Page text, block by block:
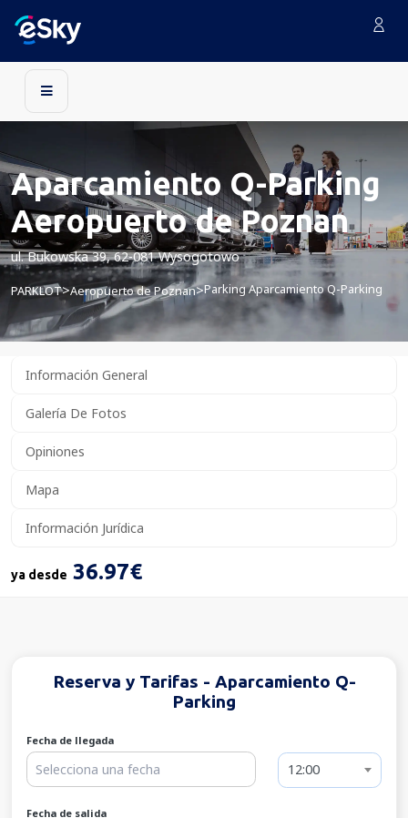
Aparcamiento Q-Parking
Aeropuerto de Poznan
ul. Bukowska 39, 62-081 Wysogotowo
PARKLOT>Aeropuerto de Poznan>Parking Aparcamiento Q-Parking
Información General
Galería De Fotos
Opiniones
Mapa
Información Jurídica
ya desde 36.97€
Reserva y Tarifas - Aparcamiento Q-
Parking
Fecha de llegada
12:00
Fecha de salida